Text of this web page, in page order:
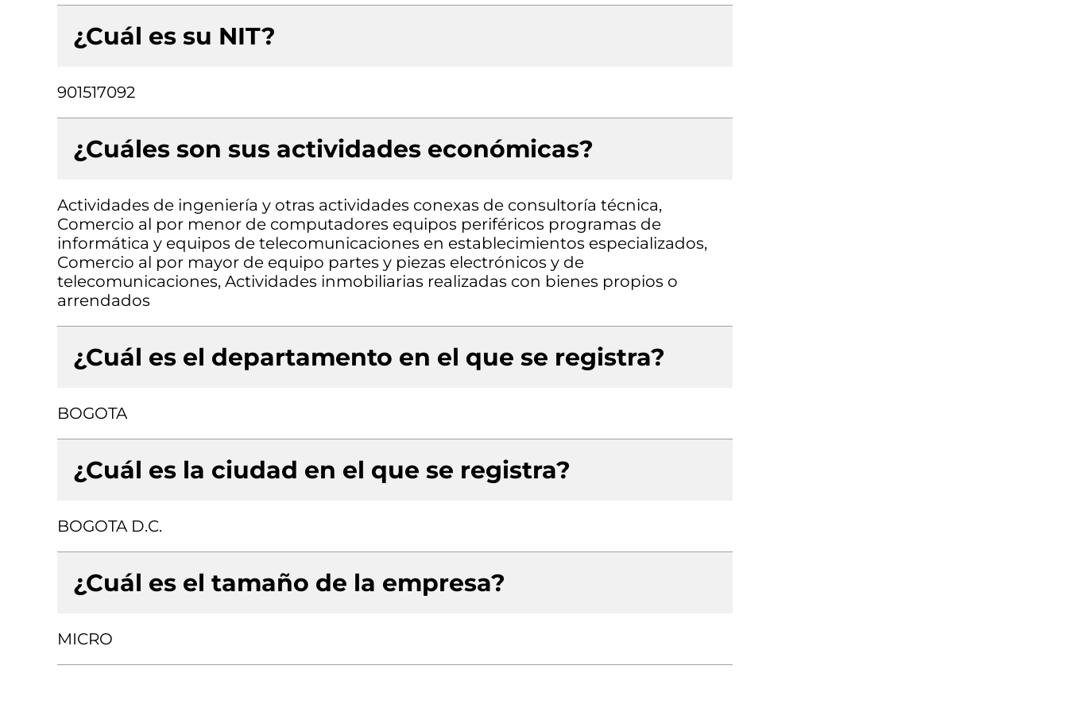
¿Cuál es su NIT?
901517092
¿Cuáles son sus actividades económicas?
Actividades de ingeniería y otras actividades conexas de consultoría técnica,
Comercio al por menor de computadores equipos periféricos programas de
informática y equipos de telecomunicaciones en establecimientos especializados,
Comercio al por mayor de equipo partes y piezas electrónicos y de
telecomunicaciones, Actividades inmobiliarias realizadas con bienes propios o
arrendados
¿Cuál es el departamento en el que se registra?
BOGOTA
¿Cuál es la ciudad en el que se registra?
BOGOTA D.C.
¿Cuál es el tamaño de la empresa?
MICRO